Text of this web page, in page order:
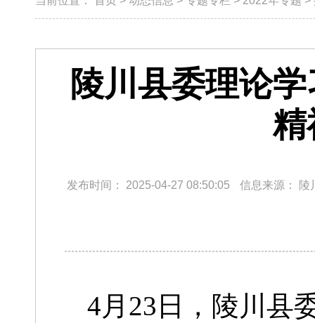
陵川县委理论
精
发布时间： 2025-04-27 08:50:05 信息来源： 陵
4月23日，陵川县